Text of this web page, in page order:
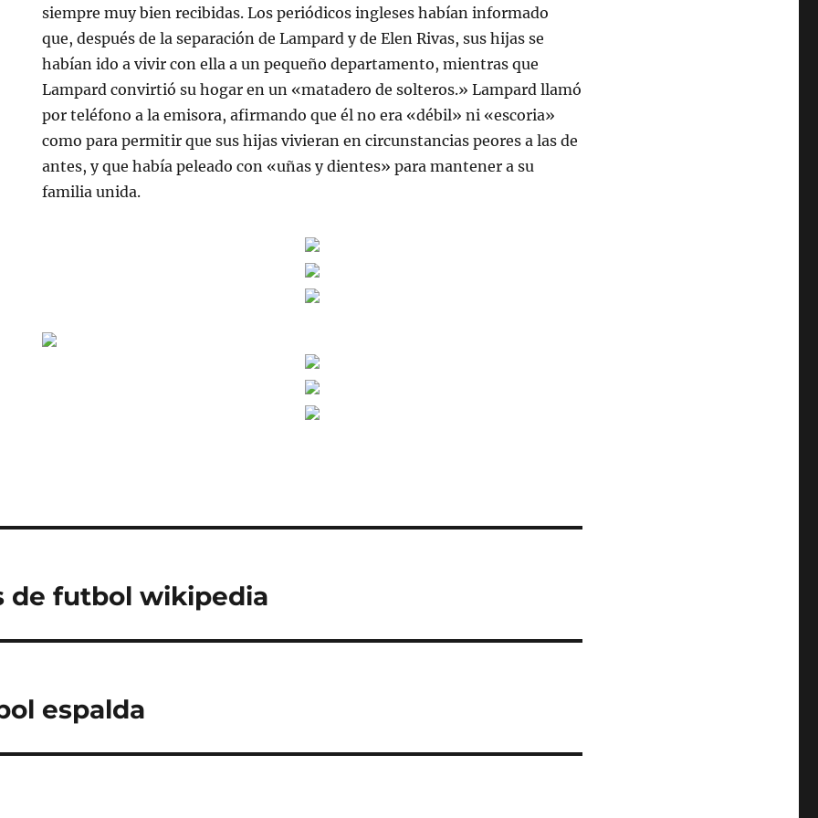
siempre muy bien recibidas. Los periódicos ingleses habían informado
que, después de la separación de Lampard y de Elen Rivas, sus hijas se
habían ido a vivir con ella a un pequeño departamento, mientras que
Lampard convirtió su hogar en un «matadero de solteros.» Lampard llamó
por teléfono a la emisora, afirmando que él no era «débil» ni «escoria»
como para permitir que sus hijas vivieran en circunstancias peores a las de
antes, y que había peleado con «uñas y dientes» para mantener a su
familia unida.
de futbol wikipedia
espalda